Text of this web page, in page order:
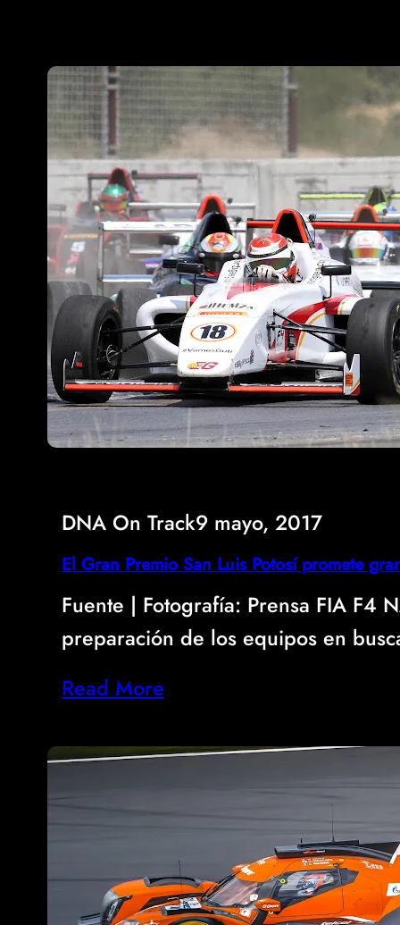
DNA On Track9 mayo, 2017
El Gran Premio San Luis Potosí promete
Fuente | Fotografía: Prensa FIA F4
preparación de los equipos en
Read More